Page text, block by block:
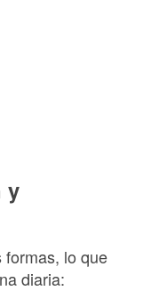
y
formas, lo que
diaria: